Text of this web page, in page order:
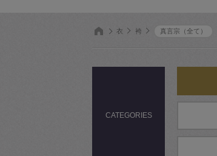
衣 袴 真言宗（全て）
CATEGORIES